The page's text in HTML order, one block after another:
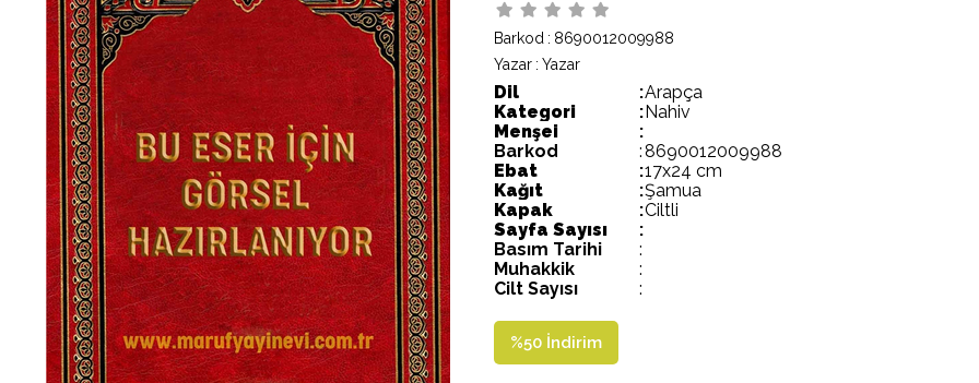
Barkod : 8690012009988
Yazar : Yazar
Dil :Arapça
Kategori
:Nahiv
Menşei
:
Barkod
:8690012009988
Ebat
:17x24 cm
Kağıt
:Şamua
Kapak
:Ciltli
Sayfa Sayısı
:
Basım Tarihi
:
Muhakkik
:
Cilt Sayısı
:
%50 İndirim